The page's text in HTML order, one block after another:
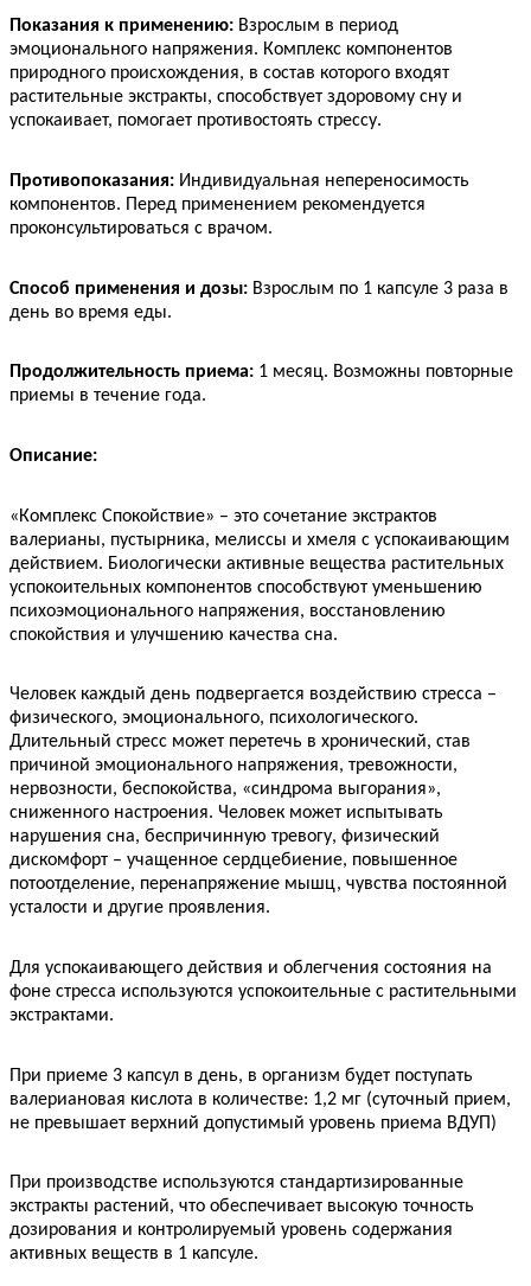
Показания к применению: Взрослым в период
эмоционального напряжения. Комплекс компонентов
природного происхождения, в состав которого входят
растительные экстракты, способствует здоровому сну и
успокаивает, помогает противостоять стрессу.
Противопоказания: Индивидуальная непереносимость
компонентов. Перед применением рекомендуется
проконсультироваться с врачом.
Способ применения и дозы: Взрослым по 1 капсуле 3 раза в
день во время еды.
Продолжительность приема: 1 месяц. Возможны повторные
приемы в течение года.
Описание:
«Комплекс Спокойствие» – это сочетание экстрактов
валерианы, пустырника, мелиссы и хмеля с успокаивающим
действием. Биологически активные вещества растительных
успокоительных компонентов способствуют уменьшению
психоэмоционального напряжения, восстановлению
спокойствия и улучшению качества сна.
Человек каждый день подвергается воздействию стресса –
физического, эмоционального, психологического.
Длительный стресс может перетечь в хронический, став
причиной эмоционального напряжения, тревожности,
нервозности, беспокойства, «синдрома выгорания»,
сниженного настроения. Человек может испытывать
нарушения сна, беспричинную тревогу, физический
дискомфорт – учащенное сердцебиение, повышенное
потоотделение, перенапряжение мышц, чувства постоянной
усталости и другие проявления.
Для успокаивающего действия и облегчения состояния на
фоне стресса используются успокоительные с растительными
экстрактами.
При приеме 3 капсул в день, в организм будет поступать
валериановая кислота в количестве: 1,2 мг (суточный прием,
не превышает верхний допустимый уровень приема ВДУП)
При производстве используются стандартизированные
экстракты растений, что обеспечивает высокую точность
дозирования и контролируемый уровень содержания
активных веществ в 1 капсуле.